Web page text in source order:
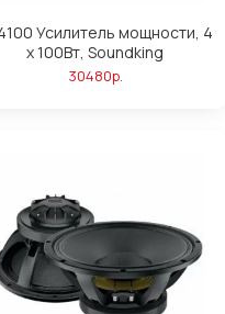
Усилитель мощности, 4
х 100Вт, Soundking
30480р.